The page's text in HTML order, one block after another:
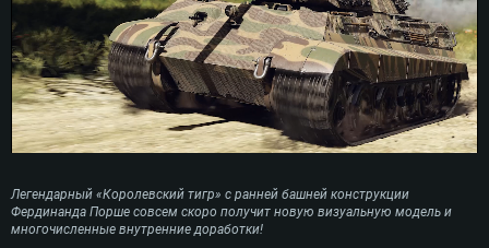
Легендарный «Королевский тигр» с ранней башней конструкции
Фердинанда Порше совсем скоро получит новую визуальную модель и
многочисленные внутренние доработки!